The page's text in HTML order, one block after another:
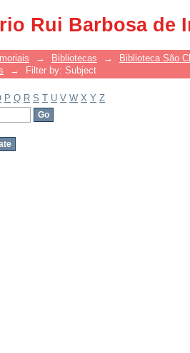
Rui Barbosa de
→ Bibliotecas →
Biblioteca São
→ Filter by: Subject
P Q R S T U V W X Y Z